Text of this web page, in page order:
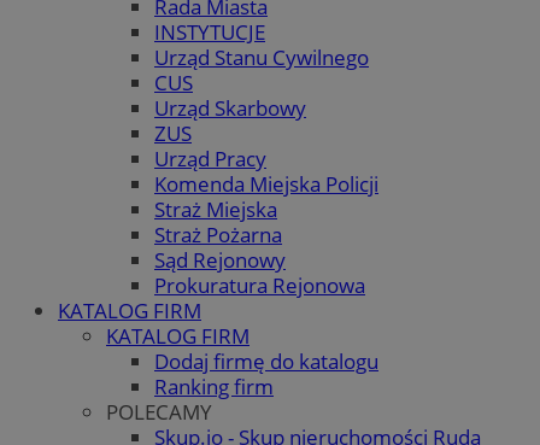
Rada Miasta
INSTYTUCJE
Urząd Stanu Cywilnego
CUS
Urząd Skarbowy
ZUS
Urząd Pracy
Komenda Miejska Policji
Straż Miejska
Straż Pożarna
Sąd Rejonowy
Prokuratura Rejonowa
KATALOG FIRM
KATALOG FIRM
Dodaj firmę do katalogu
Ranking firm
POLECAMY
Skup.io - Skup nieruchomości Ruda